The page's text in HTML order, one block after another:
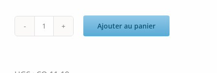
quantité
Ajouter au panier